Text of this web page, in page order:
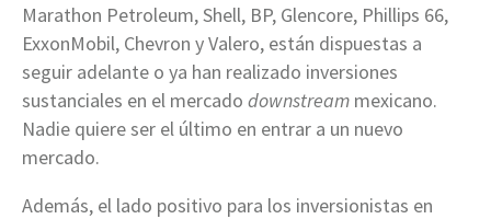
Marathon Petroleum, Shell, BP, Glencore, Phillips 66,
ExxonMobil, Chevron y Valero, están dispuestas a
seguir adelante o ya han realizado inversiones
sustanciales en el mercado downstream mexicano.
Nadie quiere ser el último en entrar a un nuevo
mercado.
Además, el lado positivo para los inversionistas en